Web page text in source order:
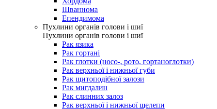
Шваннома
Епендимома
Пухлини органів голови і шиї
Пухлини органів голови і шиї
Рак язика
Рак гортані
Рак глотки (носо-, рото, гортаноглотки)
Рак верхньої і нижньої губи
Рак щитоподібної залози
Рак мигдалин
Рак слинних залоз
Рак верхньої і нижньої щелепи